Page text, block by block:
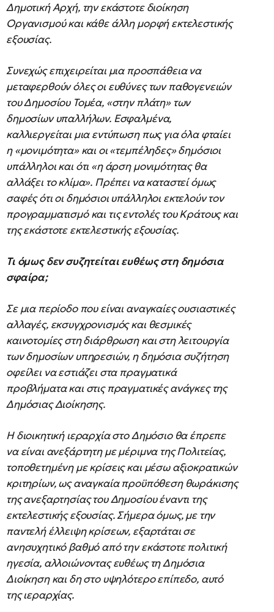
Δημοτική Αρχή, την εκάστοτε διοίκηση
Οργανισμού και κάθε άλλη μορφή εκτελεστικής
εξουσίας.
Συνεχώς επιχειρείται μια προσπάθεια να
μεταφερθούν όλες οι ευθύνες των παθογενειών
του Δημοσίου Τομέα, «στην πλάτη» των
δημοσίων υπαλλήλων. Εσφαλμένα,
καλλιεργείται μια εντύπωση πως για όλα φταίει
η «μονιμότητα» και οι «τεμπέληδες» δημόσιοι
υπάλληλοι και ότι «η άρση μονιμότητας θα
αλλάξει το κλίμα». Πρέπει να καταστεί όμως
σαφές ότι οι δημόσιοι υπάλληλοι εκτελούν τον
προγραμματισμό και τις εντολές του Κράτους και
της εκάστοτε εκτελεστικής εξουσίας.
Τι όμως δεν συζητείται ευθέως στη δημόσια
σφαίρα;
Σε μια περίοδο που είναι αναγκαίες ουσιαστικές
αλλαγές, εκσυγχρονισμός και θεσμικές
καινοτομίες στη διάρθρωση και στη λειτουργία
των δημοσίων υπηρεσιών, η δημόσια συζήτηση
οφείλει να εστιάζει στα πραγματικά
προβλήματα και στις πραγματικές ανάγκες της
Δημόσιας Διοίκησης.
Η διοικητική ιεραρχία στο Δημόσιο θα έπρεπε
να είναι ανεξάρτητη με μέριμνα της Πολιτείας,
τοποθετημένη με κρίσεις και μέσω αξιοκρατικών
κριτηρίων, ως αναγκαία προϋπόθεση θωράκισης
της ανεξαρτησίας του Δημοσίου έναντι της
εκτελεστικής εξουσίας. Σήμερα όμως, με την
παντελή έλλειψη κρίσεων, εξαρτάται σε
ανησυχητικό βαθμό από την εκάστοτε πολιτική
ηγεσία, αλλοιώνοντας ευθέως τη Δημόσια
Διοίκηση και δη στο υψηλότερο επίπεδο, αυτό
της ιεραρχίας.